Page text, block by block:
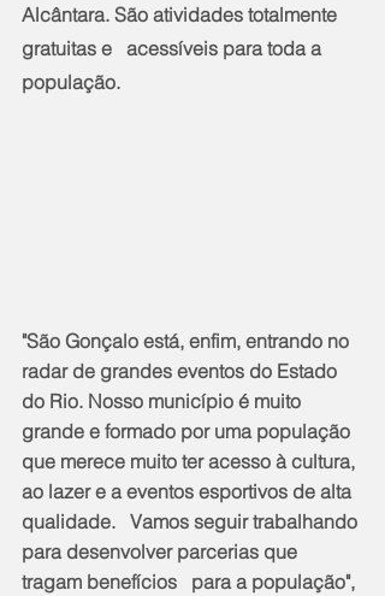
Alcântara. São atividades totalmente
gratuitas e   acessíveis para toda a
população.
"São Gonçalo está, enfim, entrando no
radar de grandes eventos do Estado
do Rio. Nosso município é muito
grande e formado por uma população
que merece muito ter acesso à cultura,
ao lazer e a eventos esportivos de alta
qualidade.   Vamos seguir trabalhando
para desenvolver parcerias que
tragam benefícios   para a população",